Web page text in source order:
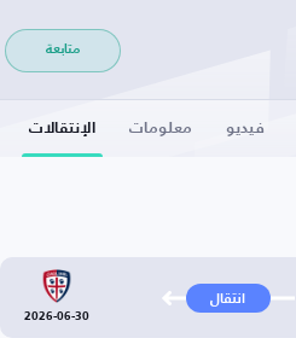
متابعة
فيديو معلومات الإنتقالات
انتقال
2026-06-30